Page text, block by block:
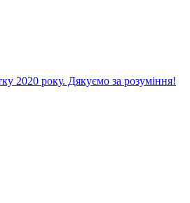
2020 року. Дякуємо за розуміння!